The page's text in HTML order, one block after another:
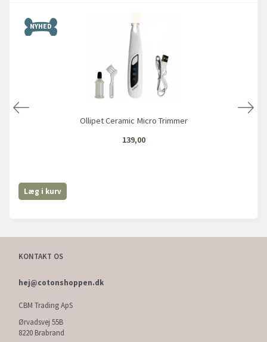
NYHED
Ollipet Ceramic Micro Trimmer
139,00
Læg i kurv
KONTAKT OS
hej@cotonshoppen.dk
CBM Trading ApS
Ørvadsvej 55B
8220 Brabrand